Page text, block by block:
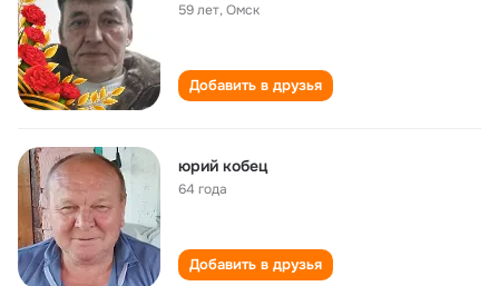
59 лет,Омск
Добавить в друзья
юрий кобец
64 года
Добавить в друзья